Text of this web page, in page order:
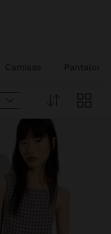
Camisas